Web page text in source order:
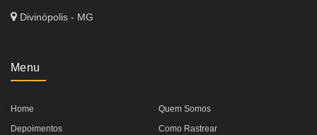
Divinópolis - MG
Menu
Home
Quem Somos
Depoimentos
Como Rastrear